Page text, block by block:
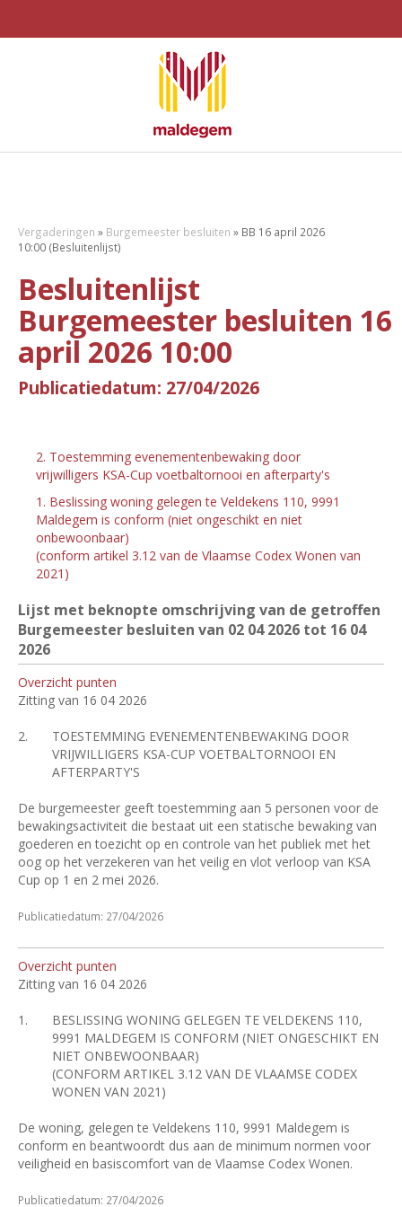
Vergaderingen » Burgemeester besluiten » BB 16 april 2026
10:00 (Besluitenlijst)
Besluitenlijst
Burgemeester besluiten 16
april 2026 10:00
Publicatiedatum: 27/04/2026
2. Toestemming evenementenbewaking door
vrijwilligers KSA-Cup voetbaltornooi en afterparty's
1. Beslissing woning gelegen te Veldekens 110, 9991
Maldegem is conform (niet ongeschikt en niet
onbewoonbaar)
(conform artikel 3.12 van de Vlaamse Codex Wonen van
2021)
Lijst met beknopte omschrijving van de getroffen
Burgemeester besluiten van 02 04 2026 tot 16 04
2026
Overzicht punten
Zitting van 16 04 2026
2.
TOESTEMMING EVENEMENTENBEWAKING DOOR
VRIJWILLIGERS KSA-CUP VOETBALTORNOOI EN
AFTERPARTY'S
De burgemeester geeft toestemming aan 5 personen voor de
bewakingsactiviteit die bestaat uit een statische bewaking van
goederen en toezicht op en controle van het publiek met het
oog op het verzekeren van het veilig en vlot verloop van KSA
Cup op 1 en 2 mei 2026.
Publicatiedatum: 27/04/2026
Overzicht punten
Zitting van 16 04 2026
1.
BESLISSING WONING GELEGEN TE VELDEKENS 110,
9991 MALDEGEM IS CONFORM (NIET ONGESCHIKT EN
NIET ONBEWOONBAAR)
(CONFORM ARTIKEL 3.12 VAN DE VLAAMSE CODEX
WONEN VAN 2021)
De woning, gelegen te Veldekens 110, 9991 Maldegem is
conform en beantwoordt dus aan de minimum normen voor
veiligheid en basiscomfort van de Vlaamse Codex Wonen.
Publicatiedatum: 27/04/2026